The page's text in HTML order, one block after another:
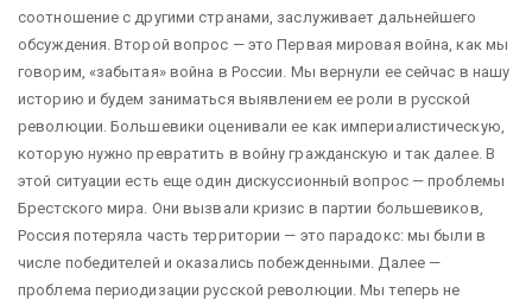
соотношение с другими странами, заслуживает дальнейшего
обсуждения. Второй вопрос — это Первая мировая война, как мы
говорим, «забытая» война в России. Мы вернули ее сейчас в нашу
историю и будем заниматься выявлением ее роли в русской
революции. Большевики оценивали ее как империалистическую,
которую нужно превратить в войну гражданскую и так далее. В
этой ситуации есть еще один дискуссионный вопрос — проблемы
Брестского мира. Они вызвали кризис в партии большевиков,
Россия потеряла часть территории — это парадокс: мы были в
числе победителей и оказались побежденными. Далее —
проблема периодизации русской революции. Мы теперь не